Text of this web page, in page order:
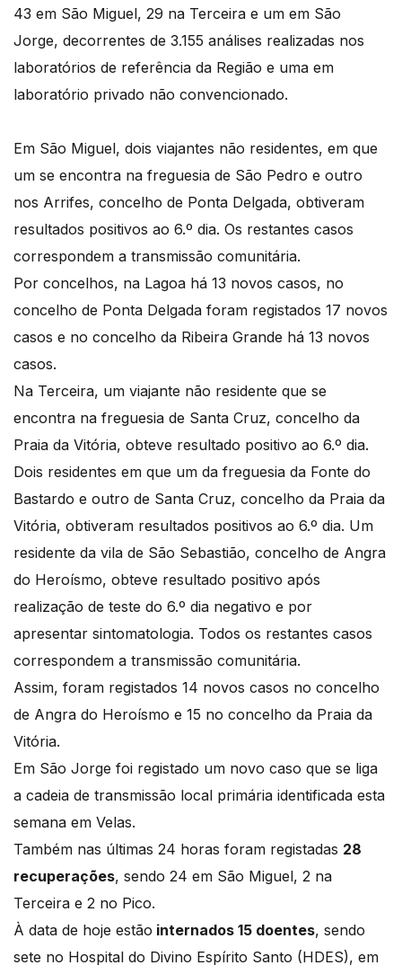
43 em São Miguel, 29 na Terceira e um em São
Jorge, decorrentes de 3.155 análises realizadas nos
laboratórios de referência da Região e uma em
laboratório privado não convencionado.
Em São Miguel, dois viajantes não residentes, em que
um se encontra na freguesia de São Pedro e outro
nos Arrifes, concelho de Ponta Delgada, obtiveram
resultados positivos ao 6.º dia. Os restantes casos
correspondem a transmissão comunitária.
Por concelhos, na Lagoa há 13 novos casos, no
concelho de Ponta Delgada foram registados 17 novos
casos e no concelho da Ribeira Grande há 13 novos
casos.
Na Terceira, um viajante não residente que se
encontra na freguesia de Santa Cruz, concelho da
Praia da Vitória, obteve resultado positivo ao 6.º dia.
Dois residentes em que um da freguesia da Fonte do
Bastardo e outro de Santa Cruz, concelho da Praia da
Vitória, obtiveram resultados positivos ao 6.º dia. Um
residente da vila de São Sebastião, concelho de Angra
do Heroísmo, obteve resultado positivo após
realização de teste do 6.º dia negativo e por
apresentar sintomatologia. Todos os restantes casos
correspondem a transmissão comunitária.
Assim, foram registados 14 novos casos no concelho
de Angra do Heroísmo e 15 no concelho da Praia da
Vitória.
Em São Jorge foi registado um novo caso que se liga
a cadeia de transmissão local primária identificada esta
semana em Velas.
Também nas últimas 24 horas foram registadas 28
recuperações, sendo 24 em São Miguel, 2 na
Terceira e 2 no Pico.
À data de hoje estão internados 15 doentes, sendo
sete no Hospital do Divino Espírito Santo (HDES), em